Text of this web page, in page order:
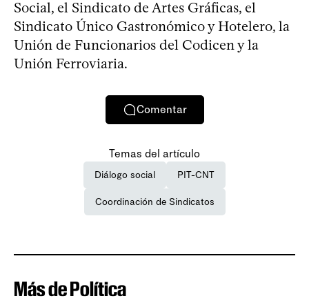
Social, el Sindicato de Artes Gráficas, el
Sindicato Único Gastronómico y Hotelero, la
Unión de Funcionarios del Codicen y la
Unión Ferroviaria.
Comentar
Temas del artículo
Diálogo social PIT-CNT
Coordinación de Sindicatos
Más de Política